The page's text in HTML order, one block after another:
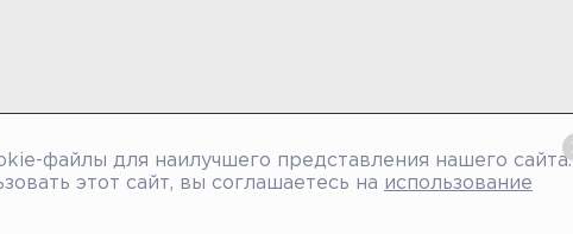
файлы для наилучшего представления нашего сайта.
этот сайт, вы соглашаетесь на использование